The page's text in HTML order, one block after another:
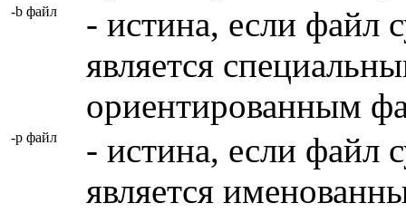
-b файл
- истина, если файл
является
ориентированным
-p файл
- истина, если файл
является